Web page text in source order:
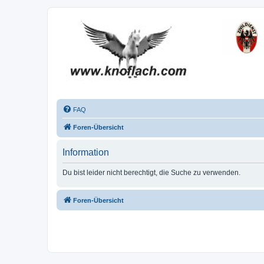
FAQ
Foren-Übersicht
Information
Du bist leider nicht berechtigt, die Suche zu verwenden.
Foren-Übersicht